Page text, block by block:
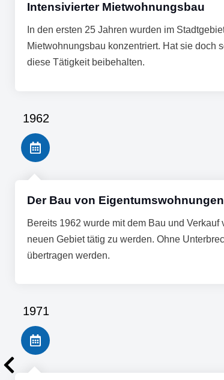
Intensivierter Mietwohnungsbau
In den ersten 25 Jahren wurden im
Mietwohnungsbau konzentriert. Hat sie doch
diese Tätigkeit beibehalten.
1962
Der Bau von Eigentumswohnungen
Bereits 1962 wurde mit dem Bau und
neuen Gebiet tätig zu werden. Ohne
übertragen werden.
1971